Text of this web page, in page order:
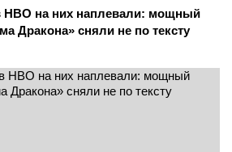
HBO на них наплевали: мощный
Дракона» сняли не по тексту